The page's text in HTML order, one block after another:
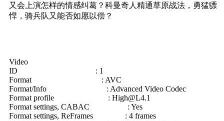
又会上演怎样的情感纠葛？科曼奇人精通草原战法，勇猛骠
悍，骑兵队又能否如愿以偿？
Video
ID : 1
Format : AVC
Format/Info : Advanced Video Codec
Format profile : High@L4.1
Format settings, CABAC : Yes
Format settings, ReFrames : 4 frames